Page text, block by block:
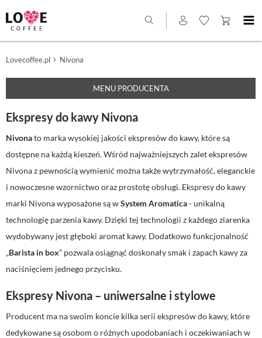
Lovecoffee.pl Nivona
MENU PRODUCENTA
Ekspresy do kawy Nivona
Nivonato marka wysokiej jakości ekspresów do kawy, które są
dostępne na każdą kieszeń. Wśród najważniejszych zalet ekspresów
Nivona z pewnością wymienić można także wytrzymałość, eleganckie
i nowoczesne wzornictwo oraz prostotę obsługi. Ekspresy do kawy
marki Nivona wyposażone są wSystem Aromatica- unikalną
technologię parzenia kawy. Dzięki tej technologii z każdego ziarenka
wydobywany jest głęboki aromat kawy. Dodatkowo funkcjonalność
„Barista in box” pozwala osiągnąć doskonały smak i zapach kawy za
naciśnięciem jednego przycisku.
Ekspresy Nivona – uniwersalne i stylowe
Producent ma na swoim koncie kilka serii ekspresów do kawy, które
dedykowane są osobom o różnych upodobaniach i oczekiwaniach w